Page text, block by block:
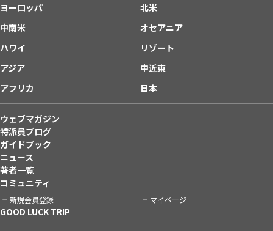
ヨーロッパ
北米
中南米
オセアニア
ハワイ
リゾート
アジア
中近東
アフリカ
日本
ウェブマガジン
特派員ブログ
ガイドブック
ニュース
著者一覧
コミュニティ
新規会員登録 マイページ
GOOD LUCK TRIP